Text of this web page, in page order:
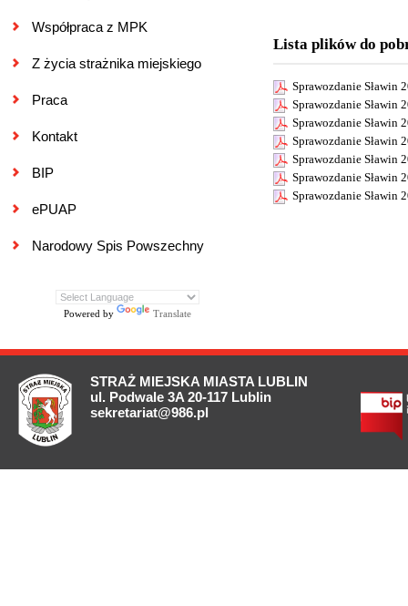
Współpraca z MPK
Z życia strażnika miejskiego
Praca
Kontakt
BIP
ePUAP
Narodowy Spis Powszechny
Powered by Translate
Lista plików do
Sprawozdanie Sławin
Sprawozdanie Sławin
Sprawozdanie Sławin
Sprawozdanie Sławin
Sprawozdanie Sławin
Sprawozdanie Sławin
Sprawozdanie Sławin
STRAŻ MIEJSKA MIASTA LUBLIN
ul. Podwale 3A 20-117 Lublin
sekretariat@986.pl